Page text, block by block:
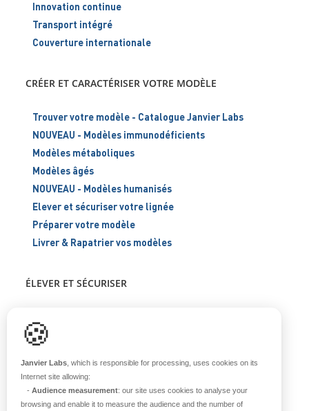
Innovation continue
Transport intégré
Couverture internationale
CRÉER ET CARACTÉRISER VOTRE MODÈLE
Trouver votre modèle - Catalogue Janvier Labs
NOUVEAU - Modèles immunodéficients
Modèles métaboliques
Modèles âgés
NOUVEAU - Modèles humanisés
Elever et sécuriser votre lignée
Préparer votre modèle
Livrer & Rapatrier vos modèles
ÉLEVER ET SÉCURISER
Blog
À PROPOS
🍪
Janvier Labs , which is responsible for processing, uses cookies on its
Internet site allowing:
- Audience measurement: our site uses cookies to analyse your
browsing and enable it to measure the audience and the number of